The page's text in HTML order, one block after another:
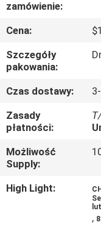
SIĘ
Z
SHOPPING
ON
LINE
zamówienie:
Cena:
Szczegóły
pakowania:
Czas dostawy:
Zasady
płatności:
Możliwość
Supply:
High Light:
,